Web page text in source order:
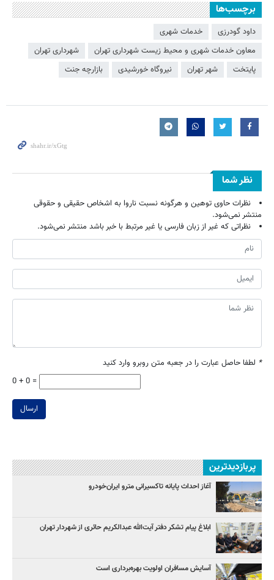
برچسب‌ها
داود گودرزی
خدمات شهری
معاون خدمات شهری و محیط زیست شهرداری تهران
شهرداری تهران
پایتخت
شهر تهران نیروگاه خورشیدی بازارچه جنت
نظر شما
نظرات حاوی توهین و هرگونه نسبت ناروا به اشخاص حقیقی و حقوقی
منتشر نمی‌شود.
نظراتی که غیر از زبان فارسی یا غیر مرتبط با خبر باشد منتشر نمی‌شود.
* لطفا حاصل عبارت را در جعبه متن روبرو وارد کنید
0 + 0 =
ارسال
پربازدیدترین
آغاز احداث پایانه تاکسیرانی مترو ایران‌خودرو
ابلاغ پیام تشکر دفتر آیت‌الله عبدالکریم حائری از شهردار تهران
آسایش مسافران اولویت بهره‌برداری است